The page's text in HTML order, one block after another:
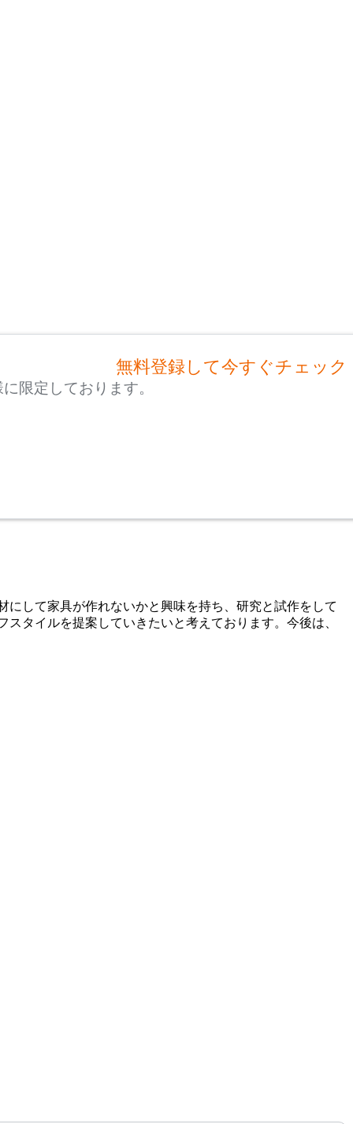
無料登録して今すぐチェック
限定しております。
して家具が作れないかと興味を持ち、研究と試作をして
タイルを提案していきたいと考えております。今後は、